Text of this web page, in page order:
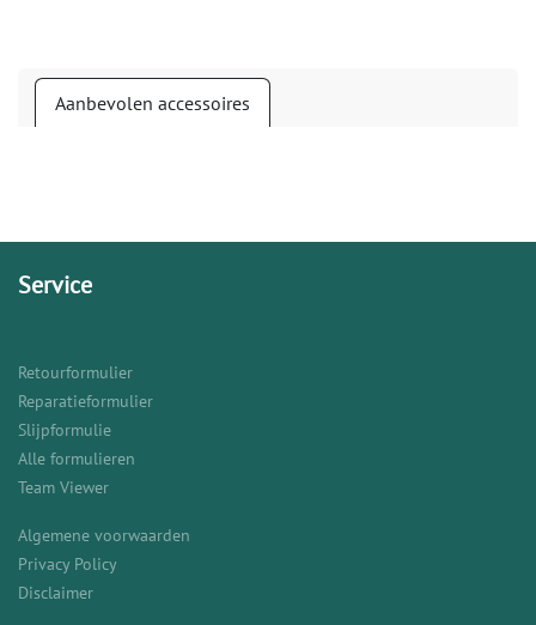
Aanbevolen accessoires
Service
Retourformulier
Reparatieformulier
Slijpformulie
Alle formulieren
Team Viewer
Algemene voorwaarden
Privacy Policy
Disclaimer